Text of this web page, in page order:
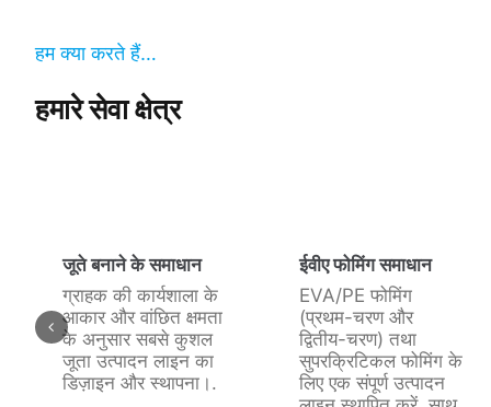
हम क्या करते हैं…
हमारे सेवा क्षेत्र
जूते बनाने के समाधान
ग्राहक की कार्यशाला के
आकार और वांछित क्षमता
के अनुसार सबसे कुशल
जूता उत्पादन लाइन का
डिज़ाइन और स्थापना।.
ईवीए फोमिंग समाधान
EVA/PE फोमिंग
(प्रथम-चरण और
द्वितीय-चरण) तथा
सुपरक्रिटिकल फोमिंग के
लिए एक संपूर्ण उत्पादन